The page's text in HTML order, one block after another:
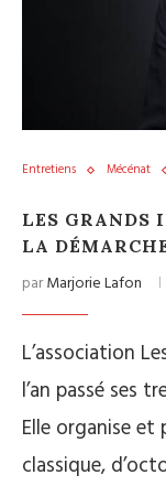
Entretiens Mécénat
LES GRANDS
LA
parMarjorie Lafon
L’association
l’an passé ses
Elle organise
classique,